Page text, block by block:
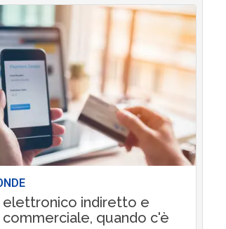
elettronico indiretto e
quando c'è